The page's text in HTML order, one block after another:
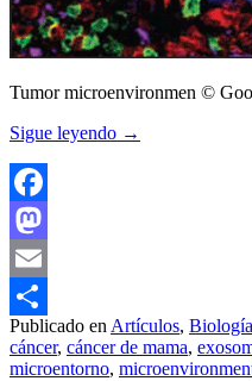
Tumor microenvironmen ©
Sigue leyendo →
Facebook
Mastodon
Email
Compartir
Publicado en Artículos,
cáncer, cáncer de mama,
microentorno,